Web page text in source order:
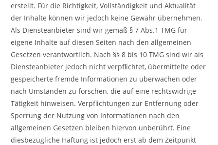
erstellt. Für die Richtigkeit, Vollständigkeit und Aktualität
der Inhalte können wir jedoch keine Gewähr übernehmen.
Als Diensteanbieter sind wir gemäß § 7 Abs.1 TMG für
eigene Inhalte auf diesen Seiten nach den allgemeinen
Gesetzen verantwortlich. Nach §§ 8 bis 10 TMG sind wir als
Diensteanbieter jedoch nicht verpflichtet, übermittelte oder
gespeicherte fremde Informationen zu überwachen oder
nach Umständen zu forschen, die auf eine rechtswidrige
Tätigkeit hinweisen. Verpflichtungen zur Entfernung oder
Sperrung der Nutzung von Informationen nach den
allgemeinen Gesetzen bleiben hiervon unberührt. Eine
diesbezügliche Haftung ist jedoch erst ab dem Zeitpunkt